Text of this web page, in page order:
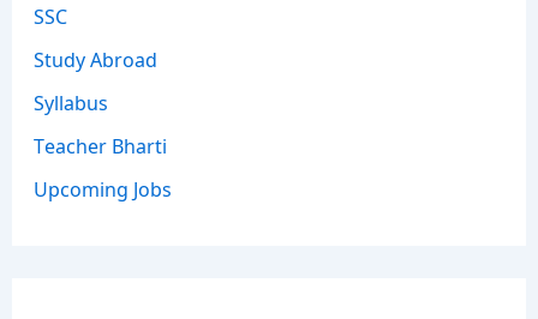
SSC
Study Abroad
Syllabus
Teacher Bharti
Upcoming Jobs